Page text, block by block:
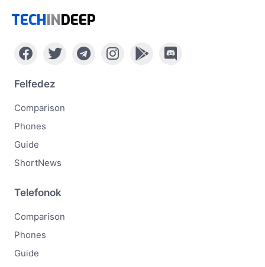
TECHINDEEP
Felfedez
Comparison
Phones
Guide
ShortNews
Telefonok
Comparison
Phones
Guide